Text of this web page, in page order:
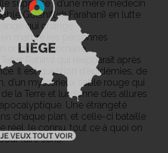
suppose ; d’une mère médecin
Golshifteh Farahani) en lutte
qui change
marbre les personnes
oncle toxicomane
Rahim) qui réapparaît après
Il est question d’épidémies, de
d’un mystérieux sable rouge qui
la Terre et lui donne des allures
Une étrangeté
chaque plan, et celle-ci bataille
réel, le connu, tout ce à quoi on
faire sens.